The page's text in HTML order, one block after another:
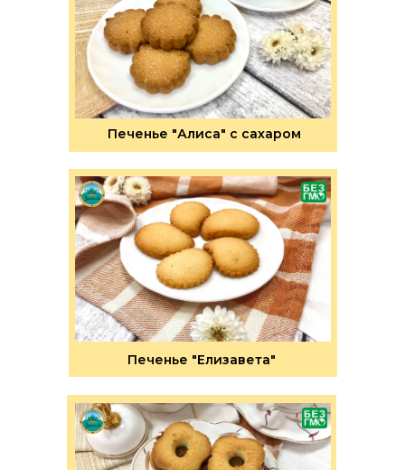
Печенье "Елизавета"
Печенье "Алиса" с сахаром